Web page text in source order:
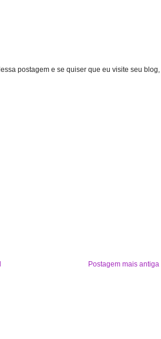
postagem e se quiser que eu visite seu blog,
Postagem mais antiga